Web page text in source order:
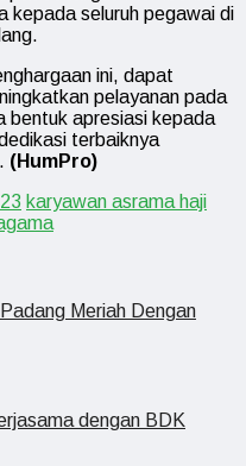
kepada seluruh pegawai di
ini, dapat
pelayanan pada
bentuk apresiasi kepada
terbaiknya
(HumPro)
karyawan asrama haji
Meriah Dengan
dengan BDK